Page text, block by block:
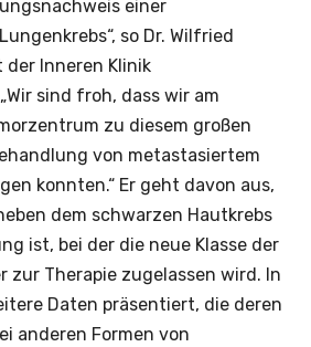
einer
so Dr. Wilfried
der Inneren Klinik
sind froh, dass wir am
zu diesem großen
von metastasiertem
konnten.“ Er geht davon aus,
dem schwarzen Hautkrebs
ist, bei der die neue Klasse der
zur Therapie zugelassen wird. In
Daten präsentiert, die deren
anderen Formen von